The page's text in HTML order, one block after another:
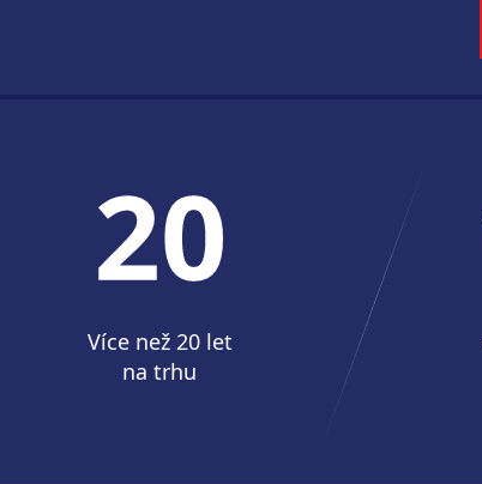
Více než 20 let
na trhu